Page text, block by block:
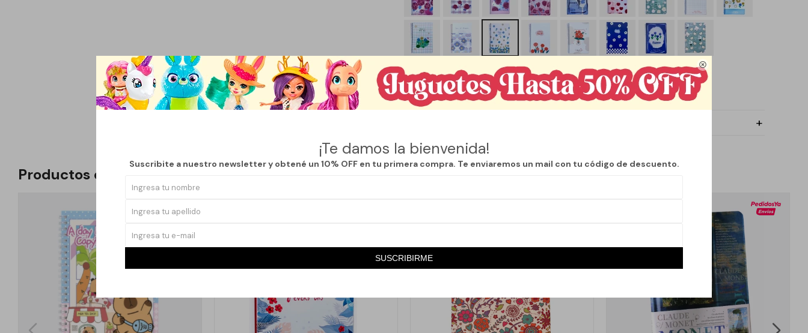

¡Te damos la bienvenida!
Suscribite a nuestro newsletter y obtené un 10% OFF en tu primera compra. Te enviaremos un mail con tu código de descuento.
SUSCRIBIRME
1 COMPRAR
Productos que te pueden interesar